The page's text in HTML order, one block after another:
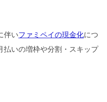
伴いファミペイの現金化につ
払いの増枠や分割・スキップ